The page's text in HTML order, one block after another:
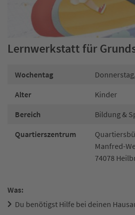
Lernwerkstatt für
Wochentag
Alter
Kinder
Bereich
Bildung &
Quartierszentrum
Manfred-
74078
Was:
Du benötigst Hilfe bei deinen